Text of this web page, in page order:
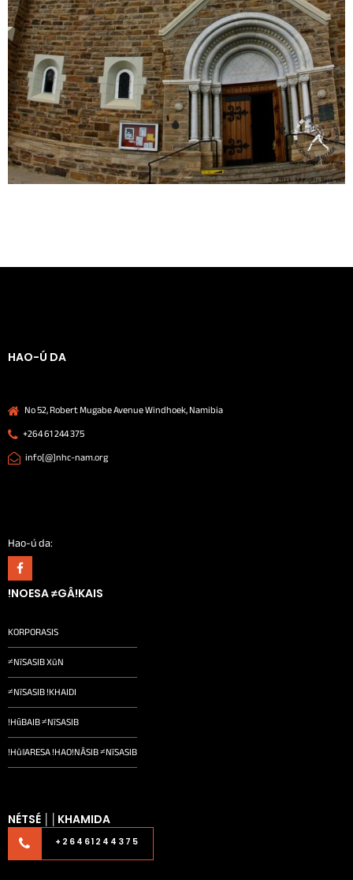
HAO-Ú DA
No 52, Robert Mugabe Avenue Windhoek, Namibia
+264 61 244 375
info[@]nhc-nam.org
Hao-ú da:
!NOESA ≠GÂ!KAIS
KORPORASIS
≠NīSASIB XūN
≠NīSASIB !KHAIDI
!HȗBAIB ≠NīSASIB
!Hû‖ARESA !HAO!NÂSIB ≠NīSASIB
NÉTSÉ ││KHAMIDA
+26461244375